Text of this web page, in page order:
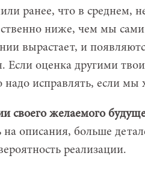
ранее, что в среднем,
ниже, чем мы
вырастает, и
Если оценка другими
надо исправлять, если
своего желаемого
на описания, больше
реализации.